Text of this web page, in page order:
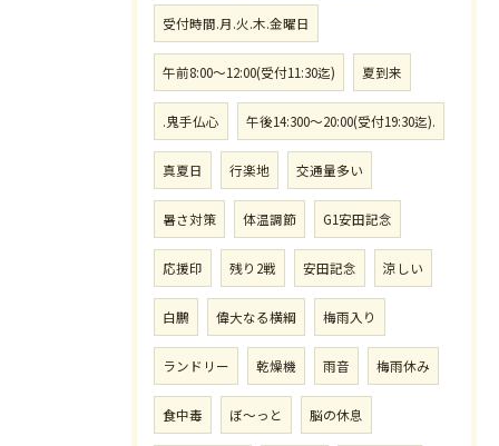
受付時間.月.火.木.金曜日
午前8:00〜12:00(受付11:30迄) 夏到来
.鬼手仏心 午後14:300〜20:00(受付19:30迄).
真夏日 行楽地 交通量多い
暑さ対策 体温調節 G1安田記念
応援印 残り2戦 安田記念 涼しい
白鵬 偉大なる横綱 梅雨入り
ランドリー 乾燥機 雨音 梅雨休み
食中毒 ぼ〜っと 脳の休息